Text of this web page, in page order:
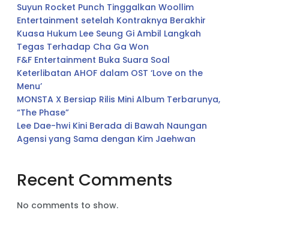
Suyun Rocket Punch Tinggalkan Woollim
Entertainment setelah Kontraknya Berakhir
Kuasa Hukum Lee Seung Gi Ambil Langkah
Tegas Terhadap Cha Ga Won
F&F Entertainment Buka Suara Soal
Keterlibatan AHOF dalam OST ‘Love on the
Menu’
MONSTA X Bersiap Rilis Mini Album Terbarunya,
“The Phase”
Lee Dae-hwi Kini Berada di Bawah Naungan
Agensi yang Sama dengan Kim Jaehwan
Recent Comments
No comments to show.